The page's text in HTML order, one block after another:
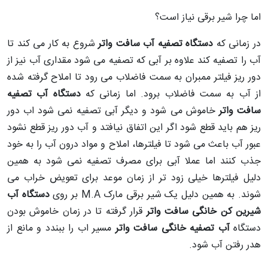
اما چرا شیر برقی نیاز است؟
در زمانی که دستگاه تصفیه آب سافت واترشروع به کار می کند تا
آب را تصفیه کند علاوه بر آبی که تصفیه می شود مقداری آب نیز از
دور ریز فیلتر ممبران به سمت فاضلاب می رود تا املاح گرفته شده
از آب به سمت فاضلاب برود. اما زمانی کهدستگاه آب تصفیه
سافت واترخاموش می شود و دیگر آبی تصفیه نمی شود اب دور
ریز هم باید قطع شود اگر این اتفاق نیافتد و آب دور ریز قطع نشود
عبور آب باعث می شود تا فیلترها، املاح و مواد درون آب را به خود
جذب کنند اما عملا آبی برای مصرف تصفیه نمی شود به همین
دلیل فیلترها خیلی زود تر از زمان موعد برای تعویض خراب می
شوند. به همین دلیل یک شیر برقی مارک M.A بر روی
دستگاه آب
شیرین کن خانگی سافت واترقرار گرفته تا در زمان خاموش بودن
دستگاهآب تصفیه خانگی سافت واترمسیر اب را ببندد و مانع از
هدر رفتن آب شود.